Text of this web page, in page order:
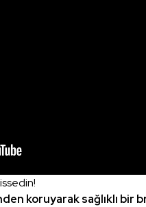
koruyarak sağlıklı bir